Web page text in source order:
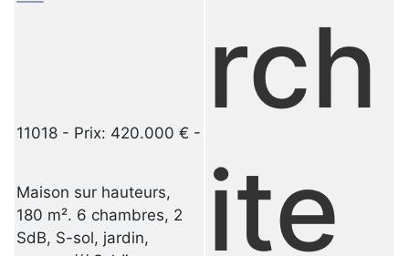
11018 - Prix: 420.000 € -
Maison sur hauteurs,
180 m². 6 chambres, 2
SdB, S-sol, jardin,
rch
ite